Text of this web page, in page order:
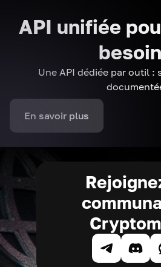
API unifiée
Une API dédiée par outil :
En savoir plus